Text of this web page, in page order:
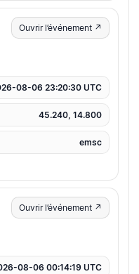
Ouvrir l’événement ↗
08-06 23:20:30 UTC
45.240, 14.800
emsc
Ouvrir l’événement ↗
08-06 00:14:19 UTC